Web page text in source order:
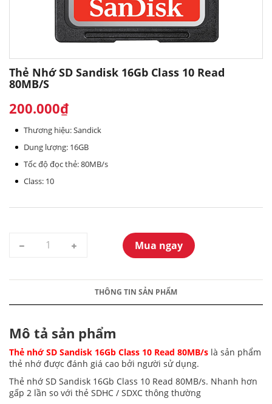
Thẻ Nhớ SD Sandisk 16Gb Class 10 Read
80MB/s
200.000₫
Thương hiệu: Sandick
Dung lượng: 16GB
Tốc độ đọc thẻ: 80MB/s
Class: 10
Mua ngay
THÔNG TIN SẢN PHẨM
Mô tả sản phẩm
Thẻ nhớ SD Sandisk 16Gb Class 10 Read 80MB/s là sản phẩm
thẻ nhớ được đánh giá cao bởi người sử dụng.
Thẻ nhớ SD Sandisk 16Gb Class 10 Read 80MB/s. Nhanh hơn
gấp 2 lần so với thẻ SDHC / SDXC thông thường